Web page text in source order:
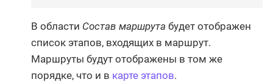
В области Состав маршрута будет отображен
список этапов, входящих в маршрут.
Маршруты будут отображены в том же
порядке, что и в карте этапов.